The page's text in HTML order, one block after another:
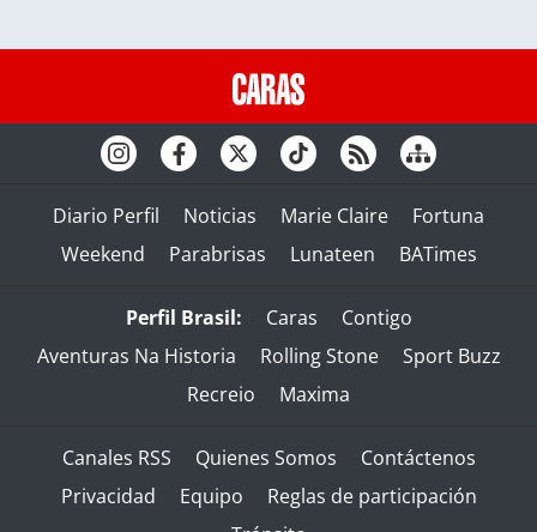
Diario Perfil Noticias Marie Claire
Fortuna
Weekend
Parabrisas Lunateen BATimes
Perfil Brasil: Caras
Contigo
Aventuras Na Historia
Rolling Stone
Sport Buzz
Recreio
Maxima
Canales RSS Quienes Somos
Contáctenos
Privacidad
Equipo
Reglas de participación